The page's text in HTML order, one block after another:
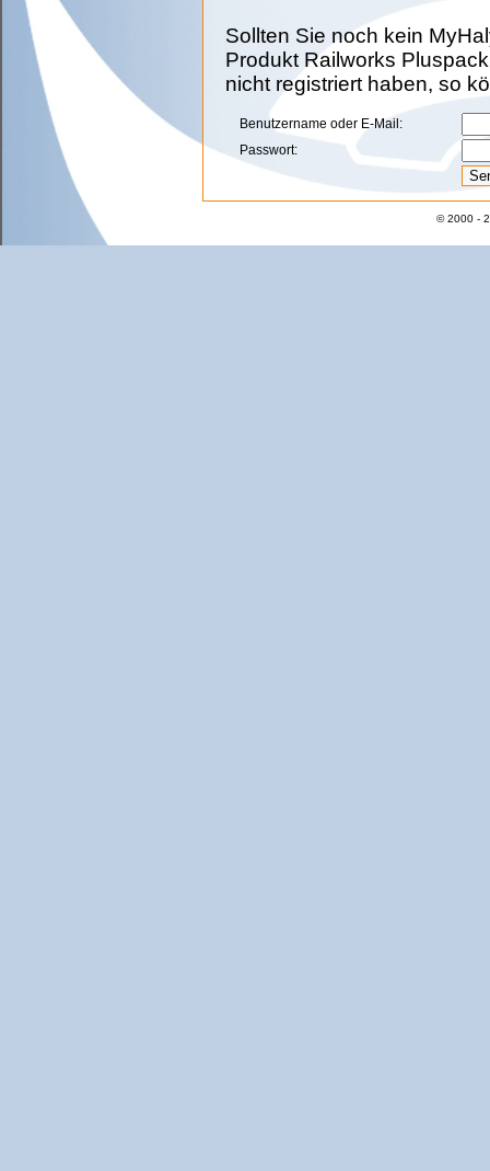
Sollten Sie noch kein
Produkt Railworks
nicht registriert haben, so
Benutzername oder E-Mail:
Passwort:
© 2000 -